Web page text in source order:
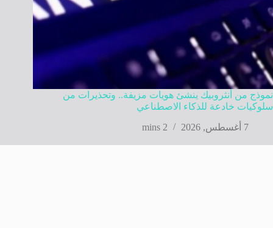
نموذج من أنثروبيك ينشئ هويات مزيفة.. وتحذيرات من
سلوكيات خادعة للذكاء الاصطناعي
7 أغسطس, 2026
2 mins